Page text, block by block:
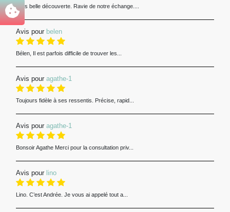
Très belle découverte. Ravie de notre échange....
Avis pour belen
Bélen, Il est parfois difficile de trouver les...
Avis pour agathe-1
Toujours fidèle à ses ressentis. Précise, rapid...
Avis pour agathe-1
Bonsoir Agathe Merci pour la consultation priv...
Avis pour lino
Lino. C’est Andrée. Je vous ai appelé tout a...